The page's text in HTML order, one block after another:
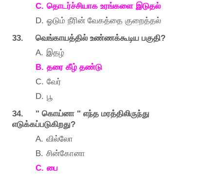
C. தொடர்ச்சியாக உரங்களை இடுதல்
D. ஓடும் நீரின் வேகத்தை குறைத்தல்
33. வெங்காயத்தில் உண்ணக்கூடிய பகுதி?
A. இதழ்
B. தரை கீழ் தண்டு
C. வேர்
D. பூ
34. " கொய்னா " எந்த மரத்திலிருந்து
எடுக்கப்படுகிறது?
A. வில்லோ
B. சின்கோனா
C. பை